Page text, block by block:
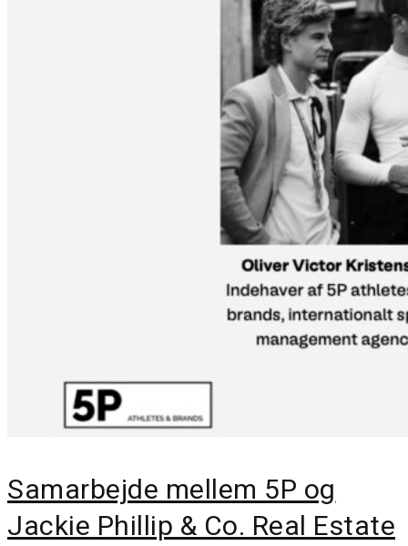
Samarbejde mellem 5P og
Jackie Phillip & Co. Real Estate